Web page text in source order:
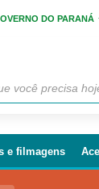
DO PARANÁ
e filmagens